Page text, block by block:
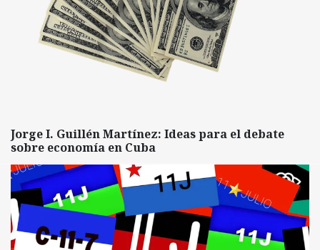
Jorge I. Guillén Martínez: Ideas para el debate
sobre economía en Cuba